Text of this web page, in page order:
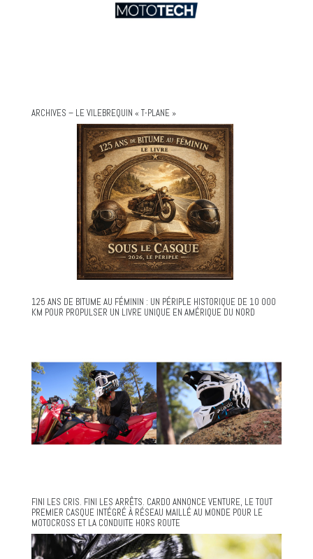
ARCHIVES – LE VILEBREQUIN « T-PLANE »
125 ANS DE BITUME AU FÉMININ : UN PÉRIPLE HISTORIQUE DE 10 000
KM POUR PROPULSER UN LIVRE UNIQUE EN AMÉRIQUE DU NORD
FINI LES CRIS. FINI LES ARRÊTS. CARDO ANNONCE VENTURE, LE TOUT
PREMIER CASQUE INTÉGRÉ À RÉSEAU MAILLÉ AU MONDE POUR LE
MOTOCROSS ET LA CONDUITE HORS ROUTE